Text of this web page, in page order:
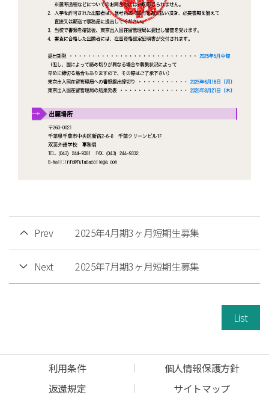
Prev 2025年4月期3ヶ月短期生募集
Next 2025年7月期3ヶ月短期生募集
List
利用条件
個人情報保護方針
返還規定
サイトマップ